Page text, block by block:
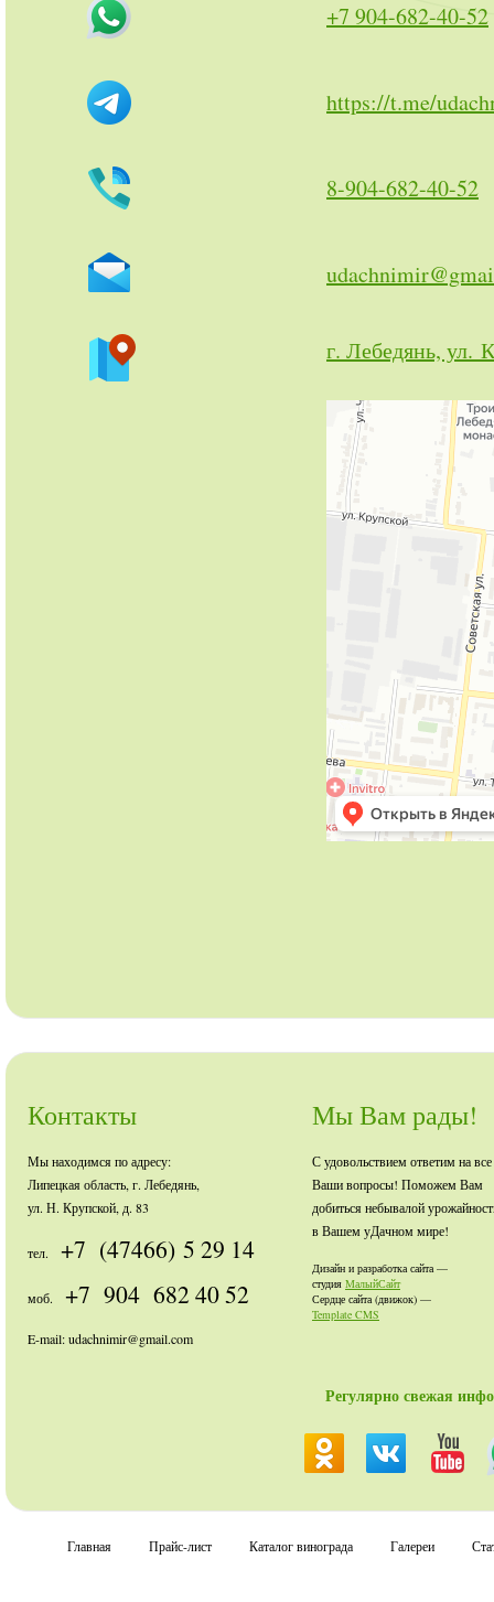
+7 904-682-40-52
https://t.me/
8-904-682-40-52
г. Лебедянь, ул.
Контакты
Мы находимся по адресу:
Липецкая область, г. Лебедянь,
ул. Н. Крупской, д. 83
тел. +7 (47466) 5 29 14
моб. +7 904 682 40 52
E-mail: udachnimir@gmail.com
Мы Вам рады!
С удовольствием ответим на все
Ваши вопросы! Поможем Вам
добиться небывалой
в Вашем уДачном мире!
Дизайн и разработка сайта —
студия МалыйСайт
Сердце сайта (движок) —
Template CMS
Регулярно свежая
Главная Прайс-лист Каталог винограда Галереи